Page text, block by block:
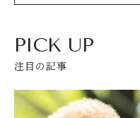
PICK UP
注目の記事